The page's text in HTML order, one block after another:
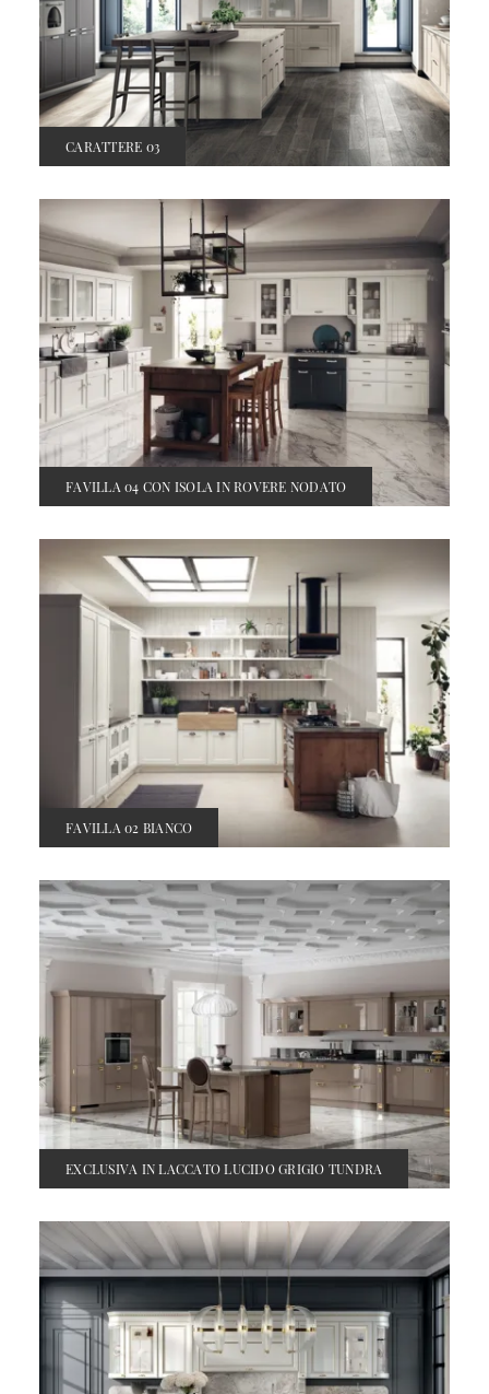
CARATTERE 03
FAVILLA 04 CON ISOLA IN ROVERE NODATO
FAVILLA 02 BIANCO
EXCLUSIVA IN LACCATO LUCIDO GRIGIO TUNDRA